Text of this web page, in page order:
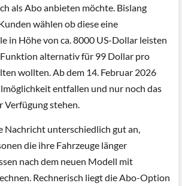
als Abo anbieten möchte. Bislang
wählen ob diese eine
in Höhe von ca. 8000 US-Dollar leisten
Funktion alternativ für 99 Dollar pro
wollten. Ab dem 14. Februar 2026
entfallen und nur noch das
stehen.
Nachricht unterschiedlich gut an,
die ihre Fahrzeuge länger
nach dem neuen Modell mit
Rechnerisch liegt die Abo-Option